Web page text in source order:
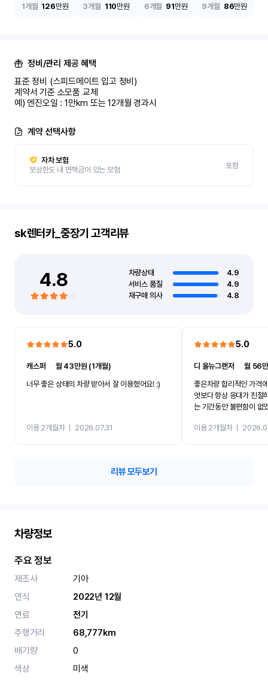
1개월 126만원 3개월 110만원 6개월 91만원 9개월 86만원
정비/관리 제공 혜택
표준 정비 (스피드메이트 입고 정비)
계약서 기준 소모품 교체
예) 엔진오일 : 1만km 또는 12개월 경과시
계약 선택사항
자차 보험
보상한도 내 면책금이 있는 보험
포함
sk렌터카_중장기 고객리뷰
4.8 차량상태
4.9
서비스 품질
4.9
재구매 의사
4.8
5.0
캐스퍼
월 43만원 (1개월)
너무 좋은 상태의 차량 받아서 잘 이용했어요! :)
이용 2개월차ㅣ 2026.07.31
5.0
디 올뉴그랜저 ㅣ월 56
좋은차량 합리적인 가격
엇보다 항상 응대가 친절
는 기간동안 불편함이 없
카 렌트 고민없이 강추합
이용 2개월차ㅣ
리뷰 모두보기
차량정보
주요 정보
제조사
기아
연식
2022년 12월
연료
전기
주행거리
68,777km
배기량
0
색상
미색